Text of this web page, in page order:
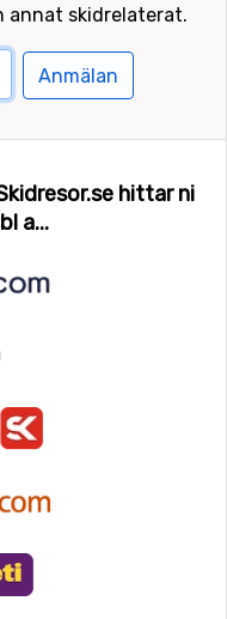
annat skidrelaterat.
Anmälan
hittar ni
a...